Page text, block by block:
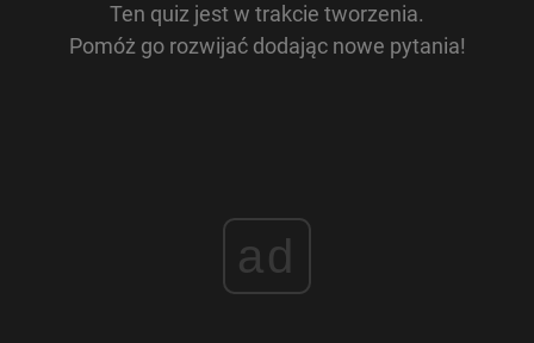
Ten quiz jest w trakcie tworzenia.
Pomóż go rozwijać dodając nowe pytania!
ad